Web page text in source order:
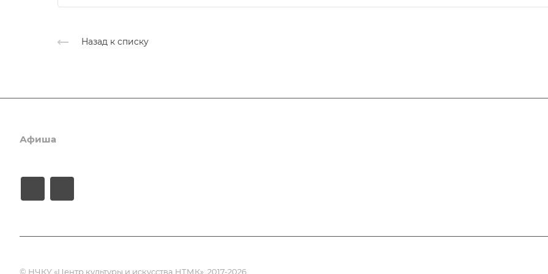
Назад к списку
Афиша
© НЧКУ «Центр культуры и искусства НТМК», 2017-2026